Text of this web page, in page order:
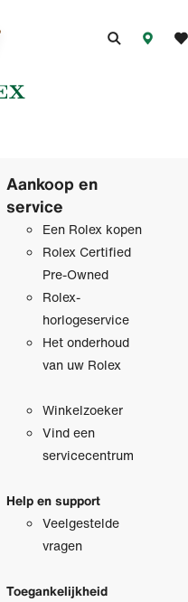
Aankoop en
service
Een Rolex kopen
Rolex Certified
Pre‑Owned
Rolex-
horlogeservice
Het onderhoud
van uw Rolex
Winkelzoeker
Vind een
servicecentrum
Help en support
Veelgestelde
vragen
Toegankelijkheid